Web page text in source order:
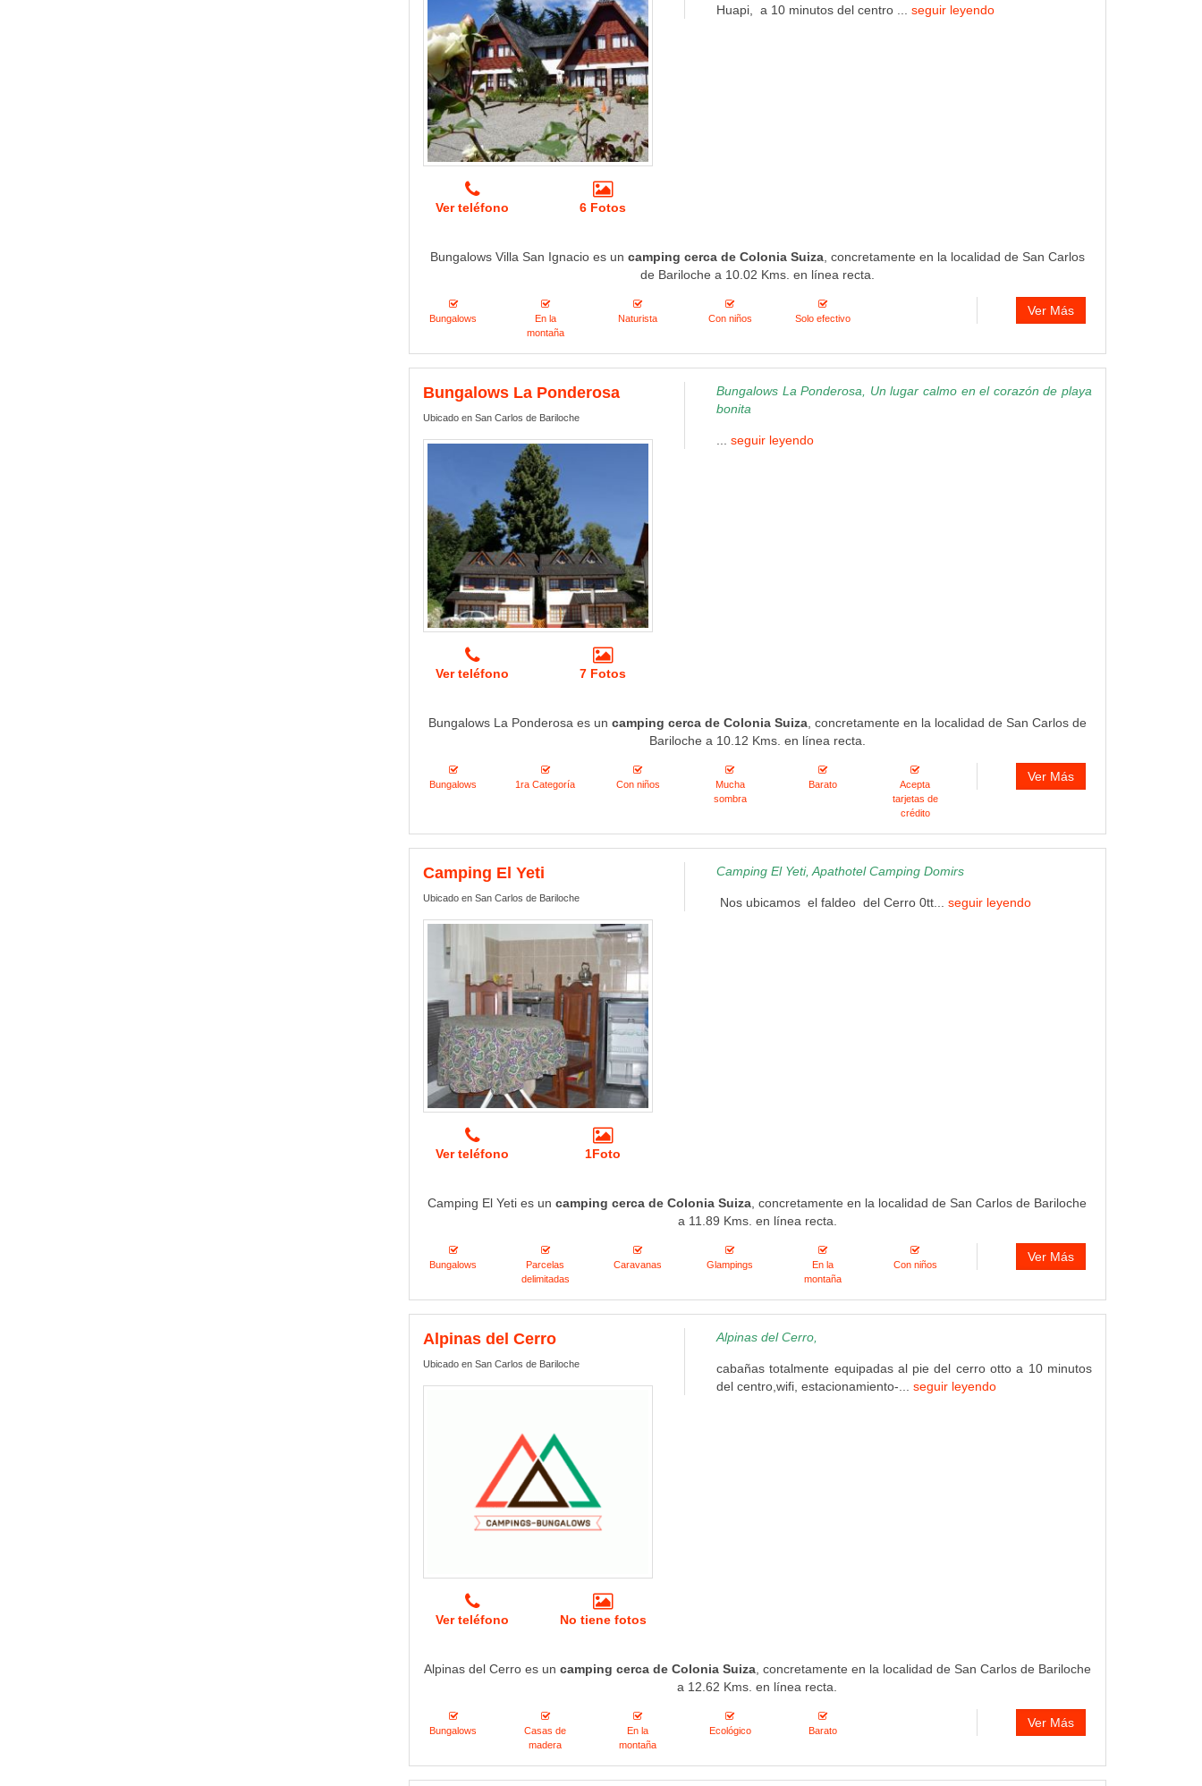
Ver teléfono 6 Fotos
Huapi, a 10 minutos del centro ... seguir leyendo
Bungalows Villa San Ignacio es un camping cerca de Colonia Suiza, concretamente en la localidad de San Carlos
de Bariloche a 10.02 Kms. en línea recta.
Bungalows
En la
montaña
Naturista Con niños Solo efectivo
Ver Más
Bungalows La Ponderosa
Ubicado en San Carlos de Bariloche
Ver teléfono 7 Fotos
Bungalows La Ponderosa, Un lugar calmo en el corazón de playa
bonita
seguir leyendo
Bungalows La Ponderosa es un camping cerca de Colonia Suiza, concretamente en la localidad de San Carlos de
Bariloche a 10.12 Kms. en línea recta.
Bungalows 1ra Categoría Con niños
Mucha
sombra
Barato
Acepta
tarjetas de
crédito
Ver Más
Camping El Yeti
Ubicado en San Carlos de Bariloche
Ver teléfono 1Foto
Camping El Yeti, Apathotel Camping Domirs
Nos ubicamos el faldeo del Cerro 0tt... seguir leyendo
Camping El Yeti es uncamping cerca de Colonia Suiza , concretamente en la localidad de San Carlos de Bariloche
a 11.89 Kms. en línea recta.
Bungalows
Parcelas
delimitadas
Caravanas Glampings
En la
montaña
Con niños
Ver Más
Alpinas del Cerro
Ubicado en San Carlos de Bariloche
Ver teléfono No tiene fotos
Alpinas del Cerro,
cabañas totalmente equipadas al pie del cerro otto a 10 minutos
del centro,wifi, estacionamiento-... seguir leyendo
Alpinas del Cerro es un camping cerca de Colonia Suiza, concretamente en la localidad de San Carlos de Bariloche
a 12.62 Kms. en línea recta.
Bungalows
Casas de
madera
En la
montaña
Ecológico Barato
Ver Más